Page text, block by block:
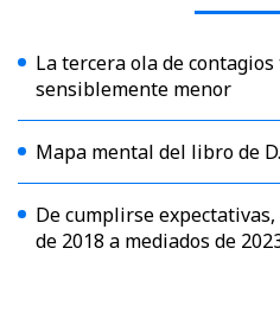
La tercera ola de
sensiblemente menor
Mapa mental del libro de
De cumplirse
de 2018 a mediados de